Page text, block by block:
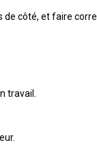
de côté, et faire
travail.